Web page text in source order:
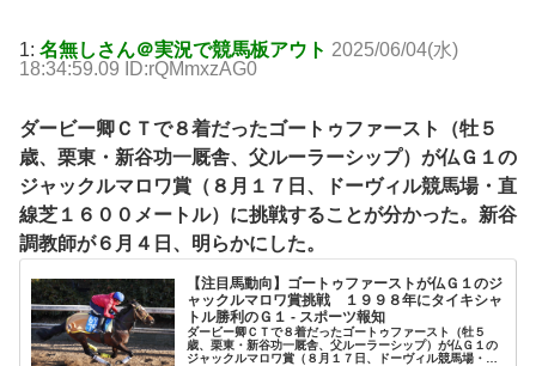
1: 名無しさん＠実況で競馬板アウト 2025/06/04(水)
18:34:59.09 ID:rQMmxzAG0
ダービー卿ＣＴで８着だったゴートゥファースト（牡５
歳、栗東・新谷功一厩舎、父ルーラーシップ）が仏Ｇ１の
ジャックルマロワ賞（８月１７日、ドーヴィル競馬場・直
線芝１６００メートル）に挑戦することが分かった。新谷
調教師が６月４日、明らかにした。
【注目馬動向】ゴートゥファーストが仏Ｇ１のジ
ャックルマロワ賞挑戦 １９９８年にタイキシャ
トル勝利のＧ１ - スポーツ報知
ダービー卿ＣＴで８着だったゴートゥファースト（牡５
歳、栗東・新谷功一厩舎、父ルーラーシップ）が仏Ｇ１の
ジャックルマロワ賞（８月１７日、ドーヴィル競馬場・直